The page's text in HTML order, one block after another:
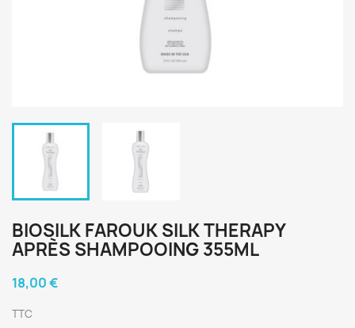
BIOSILK FAROUK SILK THERAPY
APRÈS SHAMPOOING 355ML
18,00 €
TTC